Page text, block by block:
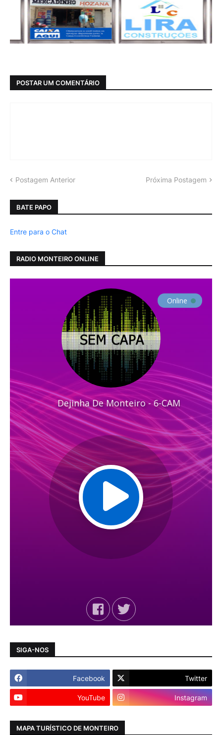
POSTAR UM COMENTÁRIO
Postagem Anterior Próxima Postagem
BATE PAPO
Entre para o Chat
RADIO MONTEIRO ONLINE
SIGA-NOS
Facebook Twitter
YouTube Instagram
MAPA TURÍSTICO DE MONTEIRO